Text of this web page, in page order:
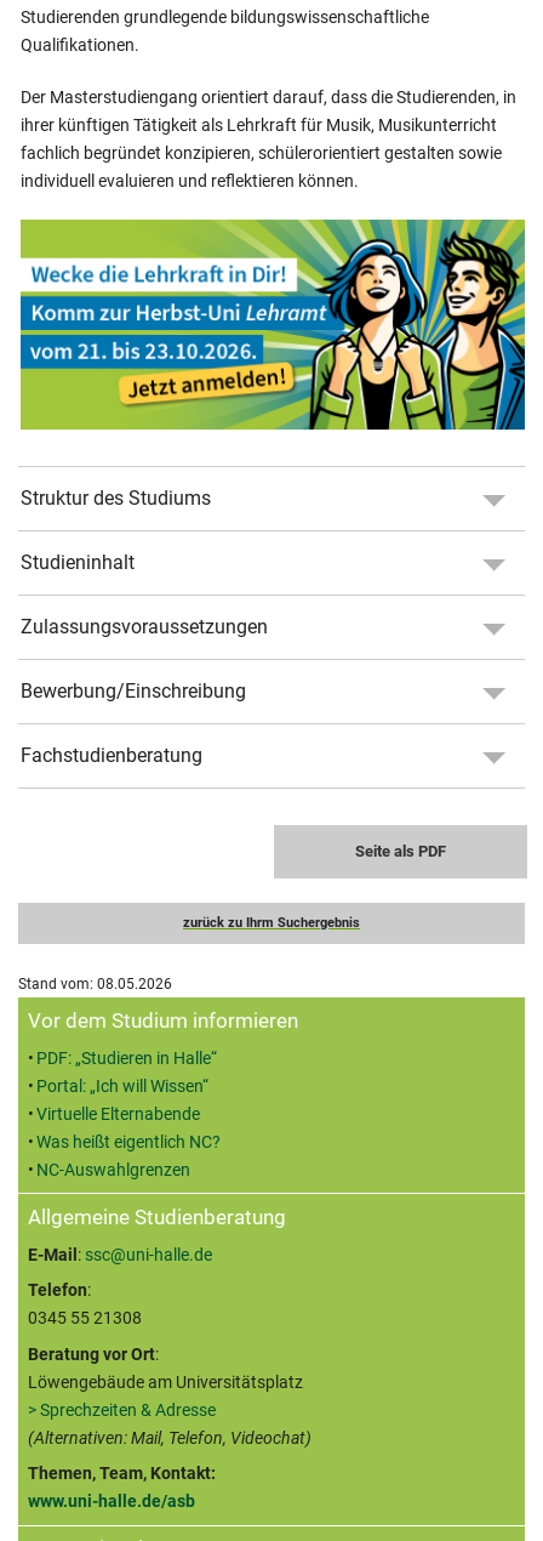
Studierenden grundlegende bildungswissenschaftliche
Qualifikationen.
Der Masterstudiengang orientiert darauf, dass die Studierenden, in
ihrer künftigen Tätigkeit als Lehrkraft für Musik, Musikunterricht
fachlich begründet konzipieren, schülerorientiert gestalten sowie
individuell evaluieren und reflektieren können.
Struktur des Studiums
Studieninhalt
Zulassungsvoraussetzungen
Bewerbung/Einschreibung
Fachstudienberatung
Seite als PDF
zurück zu Ihrm Suchergebnis
Stand vom: 08.05.2026
Zusatzinformationen
Vor dem Studium informieren
PDF: „Studieren in Halle“
Portal: „Ich will Wissen“
Virtuelle Elternabende
Was heißt eigentlich NC?
NC-Auswahlgrenzen
Allgemeine Studienberatung
E-Mail : ssc@uni-halle.de
Telefon:
0345 55 21308
Beratung vor Ort:
Löwengebäude am Universitätsplatz
> Sprechzeiten & Adresse
(Alternativen: Mail, Telefon, Videochat)
Themen, Team, Kontakt:
www.uni-halle.de/asb